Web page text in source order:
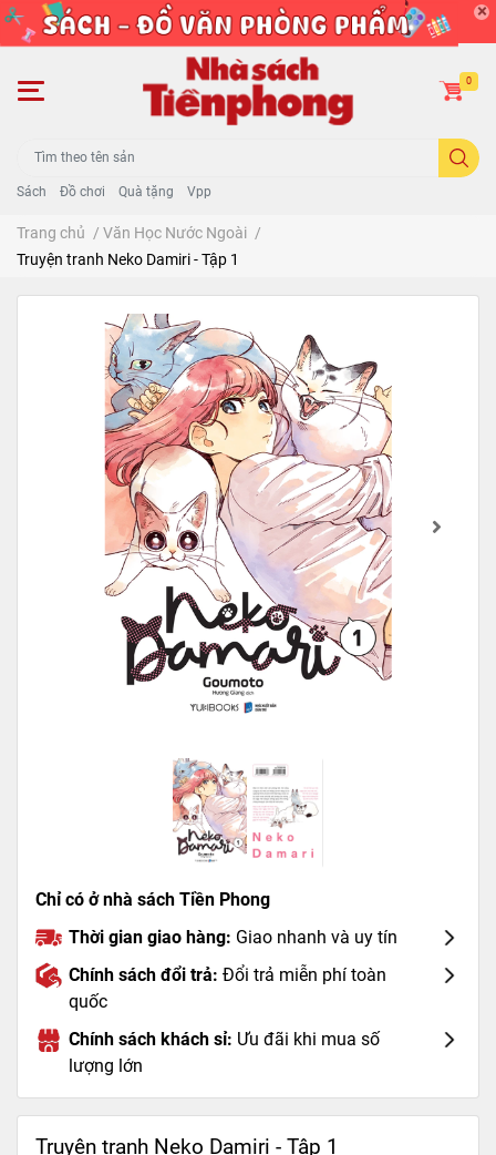
Sách Đồ chơi Quà tặng Vpp
0
Trang chủ / Văn Học Nước Ngoài /
Truyện tranh Neko Damiri - Tập 1
Chỉ có ở nhà sách Tiền Phong
Thời gian giao hàng: Giao nhanh và uy tín
Chính sách đổi trả: Đổi trả miễn phí toàn
quốc
Chính sách khách sỉ: Ưu đãi khi mua số
lượng lớn
Truyện tranh Neko Damiri - Tập 1